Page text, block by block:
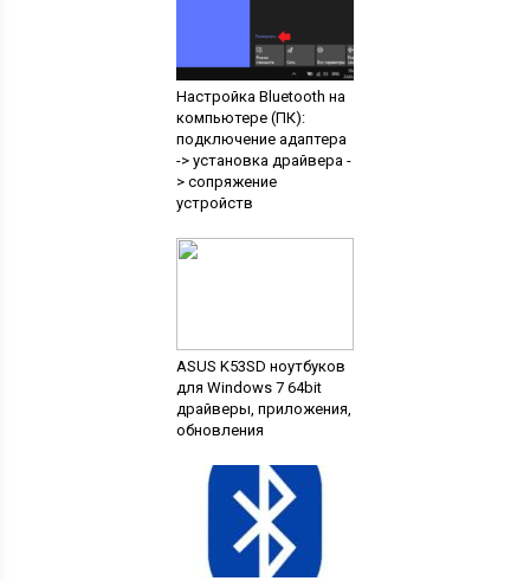
Настройка Bluetooth на
компьютере (ПК):
подключение адаптера
-> установка драйвера -
> сопряжение
устройств
ASUS K53SD ноутбуков
для Windows 7 64bit
драйверы, приложения,
обновления